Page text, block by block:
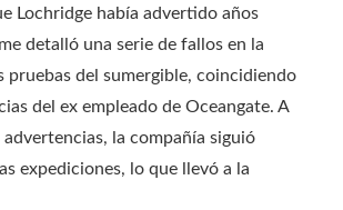
Lochridge había advertido años
detalló una serie de fallos en la
pruebas del sumergible, coincidiendo
del ex empleado de Oceangate. A
advertencias, la compañía siguió
expediciones, lo que llevó a la